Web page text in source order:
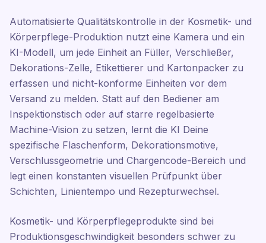
Automatisierte Qualitätskontrolle in der Kosmetik- und
Körperpflege-Produktion nutzt eine Kamera und ein
KI-Modell, um jede Einheit an Füller, Verschließer,
Dekorations-Zelle, Etikettierer und Kartonpacker zu
erfassen und nicht-konforme Einheiten vor dem
Versand zu melden. Statt auf den Bediener am
Inspektionstisch oder auf starre regelbasierte
Machine-Vision zu setzen, lernt die KI Deine
spezifische Flaschenform, Dekorationsmotive,
Verschlussgeometrie und Chargencode-Bereich und
legt einen konstanten visuellen Prüfpunkt über
Schichten, Linientempo und Rezepturwechsel.
Kosmetik- und Körperpflegeprodukte sind bei
Produktionsgeschwindigkeit besonders schwer zu